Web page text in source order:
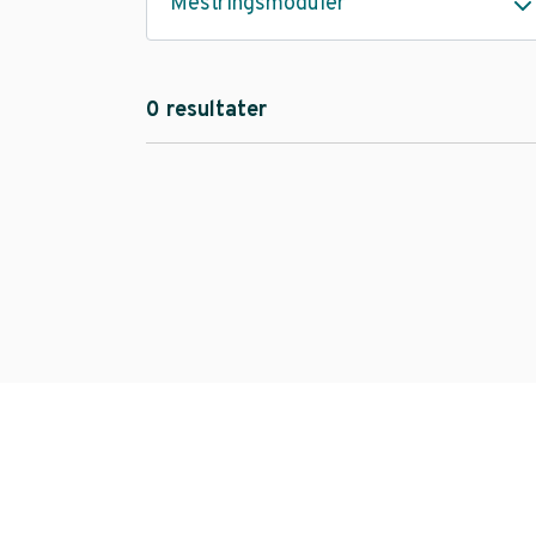
0 resultater